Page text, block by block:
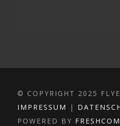
© COPYRIGHT 2025
IMPRESSUM
|
POWERED BY FRESHCOM